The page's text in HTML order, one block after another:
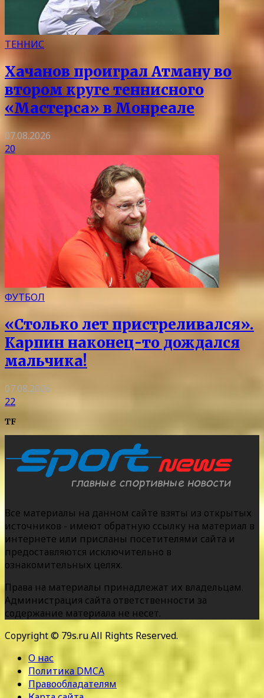
ТЕННИС
Хачанов проиграл Атману во
втором круге теннисного
«Мастерса» в Монреале
07.08.2026
20
ФУТБОЛ
«Столько лет пристреливался».
Карпин наконец-то дождался
мальчика!
07.08.2026
22
TF
Все материалы на данном сайте взяты из открытых
источников - имеют обратную ссылку на материал в
интернете или присланы посетителями сайта и
предоставляются исключительно в
ознакомительных целях.
Права на материалы принадлежат их владельцам.
Администрация сайта ответственности за
содержание материала не несет.
Copyright © 79s.ru All Rights Reserved.
О нас
Политика DMCA
Правообладателям